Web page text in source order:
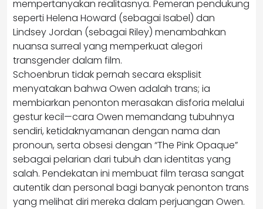
mempertanyakan realitasnya. Pemeran pendukung
seperti Helena Howard (sebagai Isabel) dan
Lindsey Jordan (sebagai Riley) menambahkan
nuansa surreal yang memperkuat alegori
transgender dalam film.
Schoenbrun tidak pernah secara eksplisit
menyatakan bahwa Owen adalah trans; ia
membiarkan penonton merasakan disforia melalui
gestur kecil—cara Owen memandang tubuhnya
sendiri, ketidaknyamanan dengan nama dan
pronoun, serta obsesi dengan “The Pink Opaque”
sebagai pelarian dari tubuh dan identitas yang
salah. Pendekatan ini membuat film terasa sangat
autentik dan personal bagi banyak penonton trans
yang melihat diri mereka dalam perjuangan Owen.